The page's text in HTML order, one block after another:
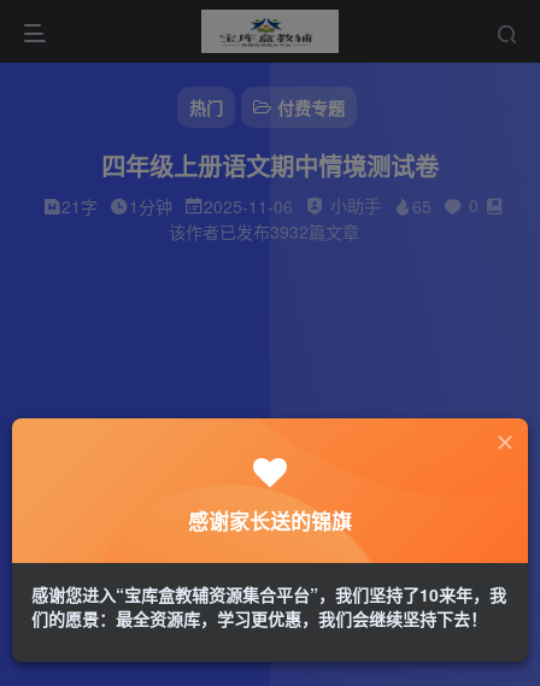
热门 付费专题
四年级上册语文期中情境测试卷
21字 1分钟 2025-11-06 小助手 65
0
该作者已发布3932篇文章
感谢家长送的锦旗
感谢您进入“宝库盒教辅资源集合平台”，我们坚持了10来年，我
们的愿景：最全资源库，学习更优惠，我们会继续坚持下去！